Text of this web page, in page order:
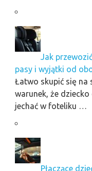
Jak
pasy i wyjątki od
Łatwo skupić się na
warunek, że
jechać w foteliku …
Płaczące